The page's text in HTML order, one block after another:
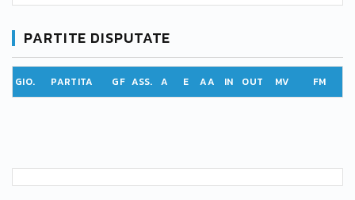
PARTITE DISPUTATE
GIO. PARTITA GF ASS. A E AA IN OUT MV FM